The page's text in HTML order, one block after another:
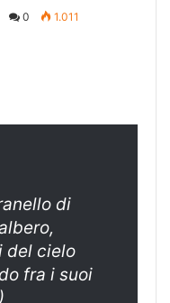
0
1.011
di
del cielo
fra i suoi